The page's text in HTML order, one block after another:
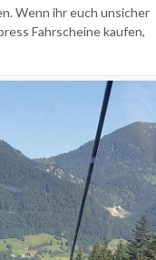
Wenn ihr euch unsicher
Fahrscheine kaufen,